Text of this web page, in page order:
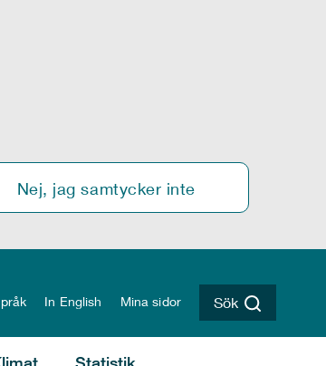
Nej, jag samtycker inte
In English Mina sidor Sök